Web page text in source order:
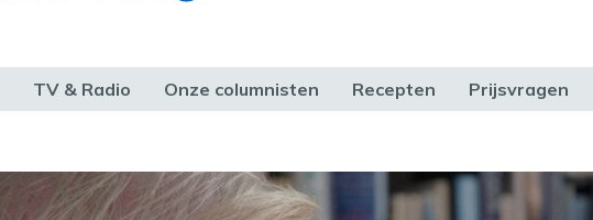
TV & Radio Onze columnisten Recepten Prijsvragen